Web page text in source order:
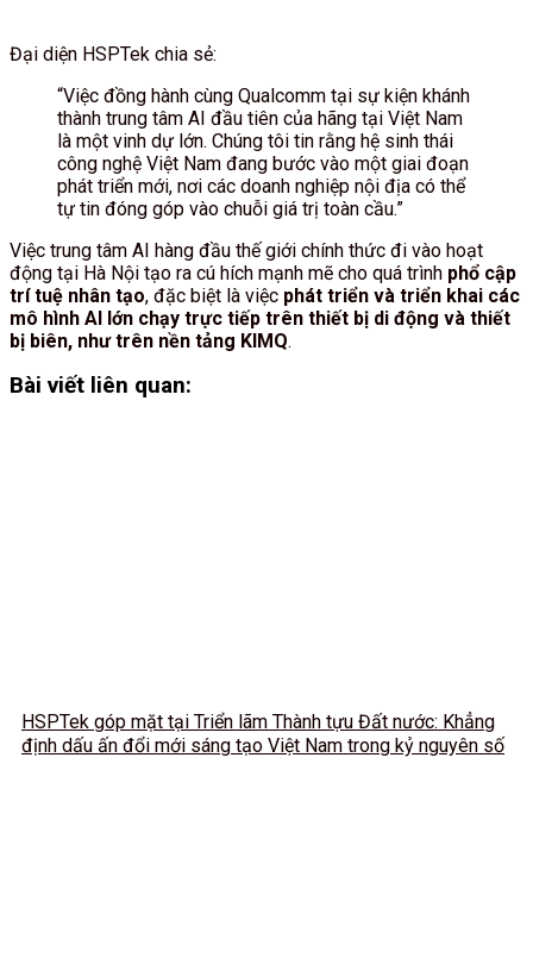
Đại diện HSPTek chia sẻ:
“Việc đồng hành cùng Qualcomm tại sự kiện khánh
thành trung tâm AI đầu tiên của hãng tại Việt Nam
là một vinh dự lớn. Chúng tôi tin rằng hệ sinh thái
công nghệ Việt Nam đang bước vào một giai đoạn
phát triển mới, nơi các doanh nghiệp nội địa có thể
tự tin đóng góp vào chuỗi giá trị toàn cầu.”
Việc trung tâm AI hàng đầu thế giới chính thức đi vào hoạt
động tại Hà Nội tạo ra cú hích mạnh mẽ cho quá trình phổ cập
trí tuệ nhân tạo, đặc biệt là việc phát triển và triển khai các
mô hình AI lớn chạy trực tiếp trên thiết bị di động và thiết
bị biên, như trên nền tảng KIMQ.
Bài viết liên quan:
HSPTek góp mặt tại Triển lãm Thành tựu Đất nước: Khẳng
định dấu ấn đổi mới sáng tạo Việt Nam trong kỷ nguyên số